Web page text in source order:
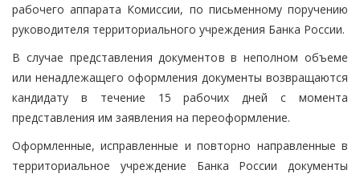
рабочего аппарата Комиссии, по письменному поручению
руководителя территориального учреждения Банка России.
В случае представления документов в неполном объеме
или ненадлежащего оформления документы возвращаются
кандидату в течение 15 рабочих дней с момента
представления им заявления на переоформление.
Оформленные, исправленные и повторно направленные в
территориальное учреждение Банка России документы